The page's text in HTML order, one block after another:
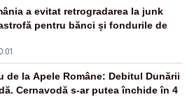
a evitat retrogradarea la junk
pentru bănci și fondurile de
de la Apele Române: Debitul Dunării
Cernavodă s-ar putea închide în 4